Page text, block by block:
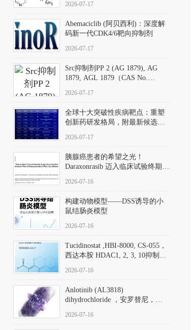
同等抑制ROCK1与ROCK2；其通
过精准嵌入激酶的ATP结合位点
发挥抑制作用，对ROCK1和
ROCK2的解离常数（Ki）分别为
140 nM和300 nM；在众多丝氨酸/
中，其靶向ROCK的选择性超过
200倍，凸显出优异的分子特异
2026-07-17
Abemaciclib (阿贝西利)：深度解
码新一代CDK4/6靶向抑制剂
2026-07-17
Src抑制剂PP 2 (AG 1879), AG
1879, AGL 1879（CAS No.
应用指南
2026-07-17
全球十大突破性疾病靶点：重塑
创新药研发格局，附最新候选分
2026-07-17
胰腺癌患者的希望之光！
Daraxonrasib 迈入临床试验终期阶
2026-07-16
构建动物模型——DSS诱导的小
鼠结肠炎模型
2026-07-16
Tucidinostat ,HBI-8000, CS-055，
西达本胺 HDAC1, 2, 3, 10抑制剂
D808567) - DKM活性分子
2026-07-16
Anlotinib (AL3818)
dihydrochloride ，安罗替尼，
Hydrochloride实验方法步骤SOP
2026-07-16